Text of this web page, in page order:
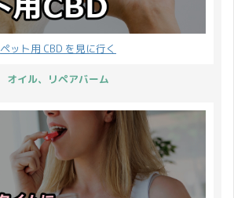
ペット用 CBD を見に行く
オイル、リペアバーム